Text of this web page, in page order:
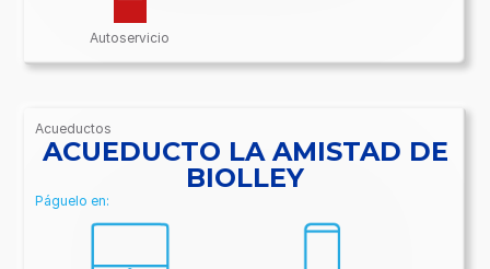
Autoservicio
Acueductos
/BancoBCR-
Contenido/Conectividades/Acueductos
ACUEDUCTO LA AMISTAD DE
BIOLLEY
Páguelo en: